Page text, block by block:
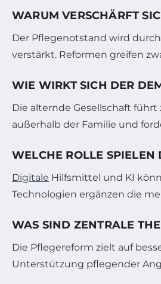
WARUM VERSCHÄRFT
Der Pflegenotstand wird
verstärkt. Reformen greifen
WIE WIRKT SICH DER
Die alternde Gesellschaft
außerhalb der Familie und
WELCHE ROLLE
Digitale Hilfsmittel und KI
Technologien ergänzen die
WAS SIND ZENTRALE
Die Pflegereform zielt auf
Unterstützung pflegender